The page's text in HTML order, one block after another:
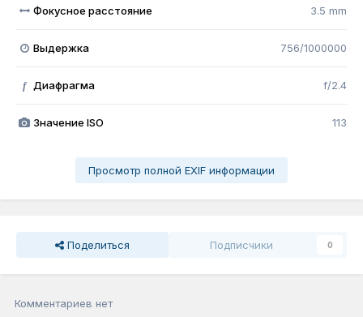
Фокусное расстояние 3.5 mm
Выдержка 756/1000000
f Диафрагма f/2.4
Значение ISO 113
Просмотр полной EXIF информации
Поделиться Подписчики 0
Комментариев нет